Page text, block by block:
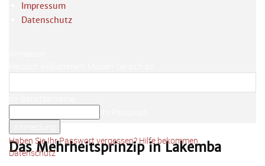
Impressum
Datenschutz
Haben Sie Ihr Passwort vergessen? Hilfe bekommen
Datenschutz
Das Mehrheitsprinzip in Lakemba